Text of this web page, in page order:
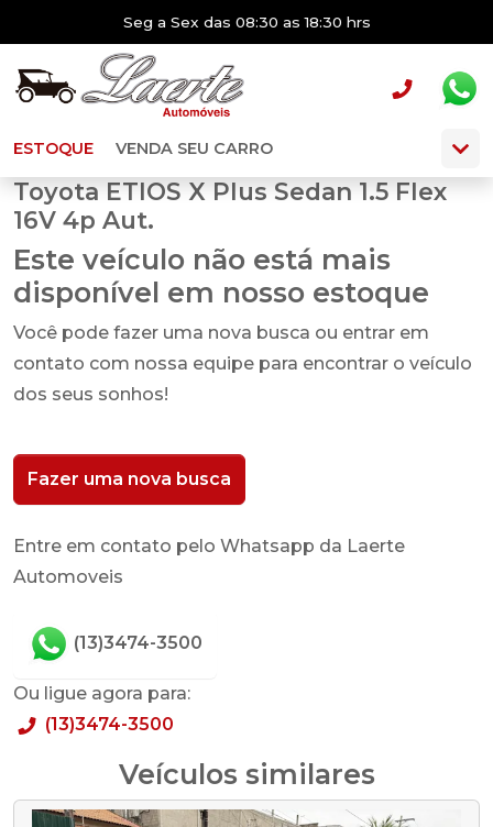
Seg a Sex das 08:30 as 18:30 hrs
ESTOQUE VENDA SEU CARRO
Toyota ETIOS X Plus Sedan 1.5 Flex
16V 4p Aut.
Este veículo não está mais
disponível em nosso estoque
Você pode fazer uma nova busca ou entrar em
contato com nossa equipe para encontrar o veículo
dos seus sonhos!
Fazer uma nova busca
Entre em contato pelo Whatsapp da Laerte
Automoveis
(13)3474-3500
Ou ligue agora para:
(13)3474-3500
Veículos similares